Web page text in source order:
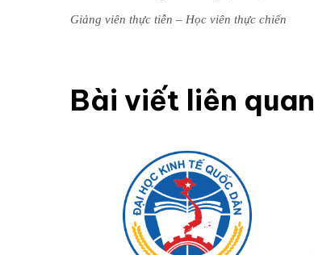
Giảng viên thực tiễn – Học viên thực chiến
Bài viết liên quan